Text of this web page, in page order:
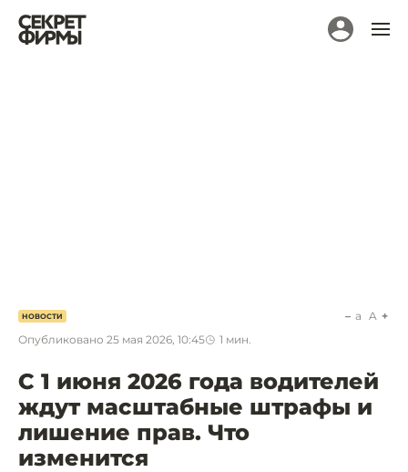
НОВОСТИ
Опубликовано 25 мая 2026, 10:45 1 мин.
a A
С 1 июня 2026 года водителей
ждут масштабные штрафы и
лишение прав. Что
изменится